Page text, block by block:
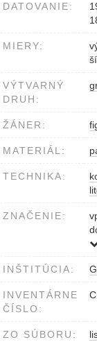
DATOVANIE:
MIERY:
VÝTVARNÝ
DRUH:
ŽÁNER:
MATERIÁL:
TECHNIKA:
ZNAČENIE:
INŠTITÚCIA:
INVENTÁRNE
ČÍSLO:
ZO SÚBORU: